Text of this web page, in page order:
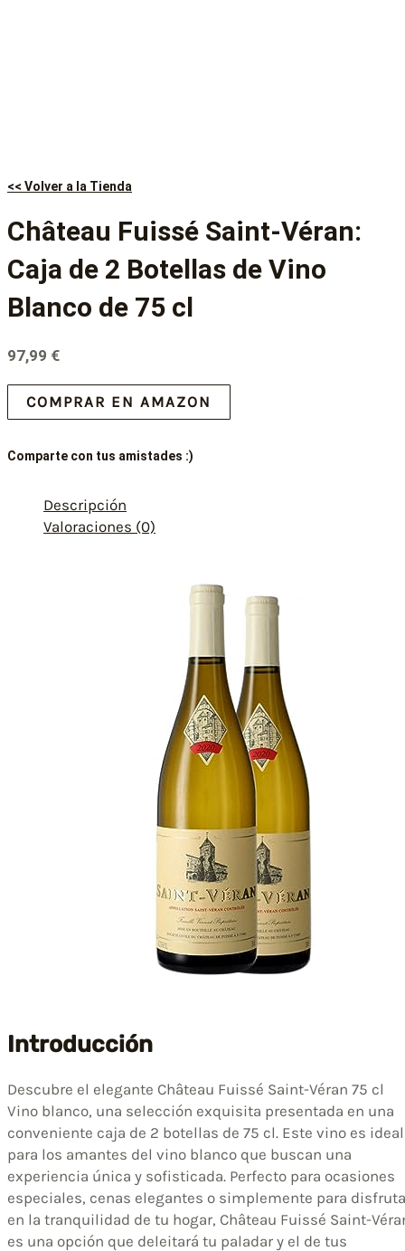
<< Volver a la Tienda
Château Fuissé Saint-Véran:
Caja de 2 Botellas de Vino
Blanco de 75 cl
97,99 €
COMPRAR EN AMAZON
Comparte con tus amistades :)
Descripción
Valoraciones (0)
Introducción
Descubre el elegante Château Fuissé Saint-Véran 75 cl
Vino blanco, una selección exquisita presentada en una
conveniente caja de 2 botellas de 75 cl. Este vino es ideal
para los amantes del vino blanco que buscan una
experiencia única y sofisticada. Perfecto para ocasiones
especiales, cenas elegantes o simplemente para
en la tranquilidad de tu hogar, Château Fuissé Saint-
es una opción que deleitará tu paladar y el de tus